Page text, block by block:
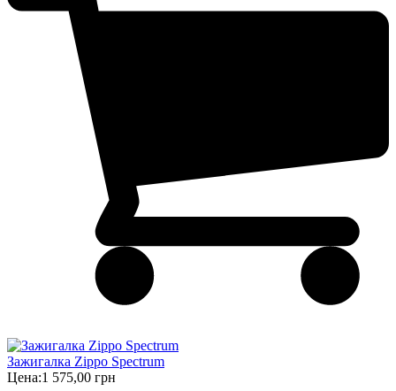
Зажигалка Zippo Spectrum
Цена:1 575,00 грн